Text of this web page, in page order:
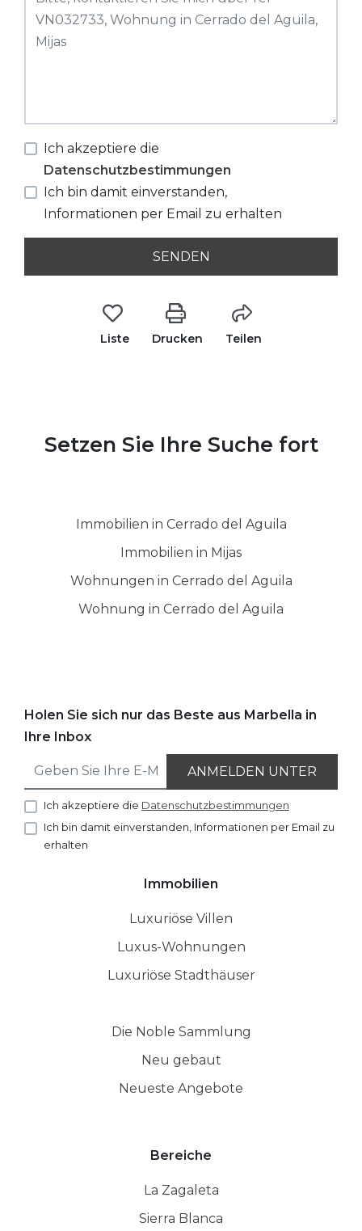
Ich akzeptiere die
Datenschutzbestimmungen
Ich bin damit einverstanden,
Informationen per Email zu erhalten
SENDEN
Liste Drucken Teilen
Setzen Sie Ihre Suche fort
Immobilien in Cerrado del Aguila
Immobilien in Mijas
Wohnungen in Cerrado del Aguila
Wohnung in Cerrado del Aguila
Holen Sie sich nur das Beste aus Marbella in
Ihre Inbox
ANMELDEN UNTER
Ich akzeptiere die Datenschutzbestimmungen
Ich bin damit einverstanden, Informationen per Email zu
erhalten
Immobilien
Luxuriöse Villen
Luxus-Wohnungen
Luxuriöse Stadthäuser
Die Noble Sammlung
Neu gebaut
Neueste Angebote
Bereiche
La Zagaleta
Sierra Blanca